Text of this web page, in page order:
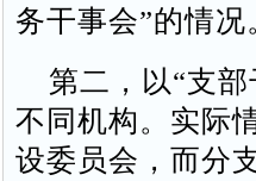
务干事会”的情况
第二，以“支部
不同机构。实际
设委员会，而分